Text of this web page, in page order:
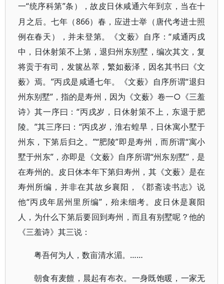
一“统序科第”条），故皮日休咸通六年到京，当在十
月之后。七年（866）春，应进士举（唐代考进士照
例在春天），并未登第。《文薮》自序：“咸通丙戌
中，日休射策不上第，退归州东别墅，编次其文，复
将贡于有司，发箧丛萃，繁如薮泽，因名其书曰《文
薮》焉。”丙戌是咸通七年。《文薮》自序所谓“退归
州东别墅”，指的是寿州，因为《文薮》卷一○《三羞
诗》其一序曰：“丙戌岁，日休射策不上，东退于肥
陵。”其三序曰：“丙戌岁，淮右蝗旱，日休寓小墅于
州东，下第后归之。”“肥陵”即是寿州，而所谓“寓小
墅于州东”，亦即是《文薮》自序所谓“州东别墅”，是
在寿州的。皮日休本年下第归寿州，其《文薮》是在
寿州所编，并非在其故乡襄阳，《郡斋读书志》说
他“丙戌年居州里所编”，殆未细考。皮日休是襄阳
人，为什么下第后要回到寿州，而且有别墅呢？他的
《三羞诗》其三说：
粤吾何为人，数亩清水湄。 ……
朝食有麦饘，晨起有布衣。一身既饱暖，一家无